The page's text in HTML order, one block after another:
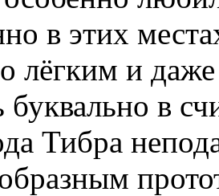
в этих
лёгким и
буквально в
Тибра